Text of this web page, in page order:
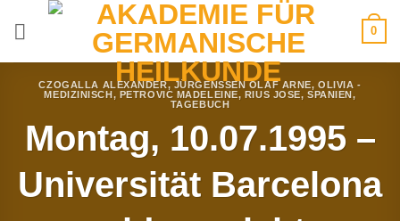
0
CZOGALLA ALEXANDER,JÜRGENSSEN OLAF ARNE,OLIVIA -
MEDIZINISCH, PETROVIC MADELEINE, RIUS JOSE,SPANIEN,
TAGEBUCH
Montag, 10.07.1995 –
Universität Barcelona